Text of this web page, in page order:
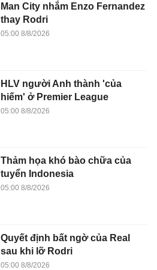
Man City nhắm Enzo Fernandez
thay Rodri
05:00 8/8/2026
HLV người Anh thành 'của
hiếm' ở Premier League
05:00 8/8/2026
Thảm họa khó bào chữa của
tuyển Indonesia
05:00 8/8/2026
Quyết định bất ngờ của Real
sau khi lỡ Rodri
05:00 8/8/2026